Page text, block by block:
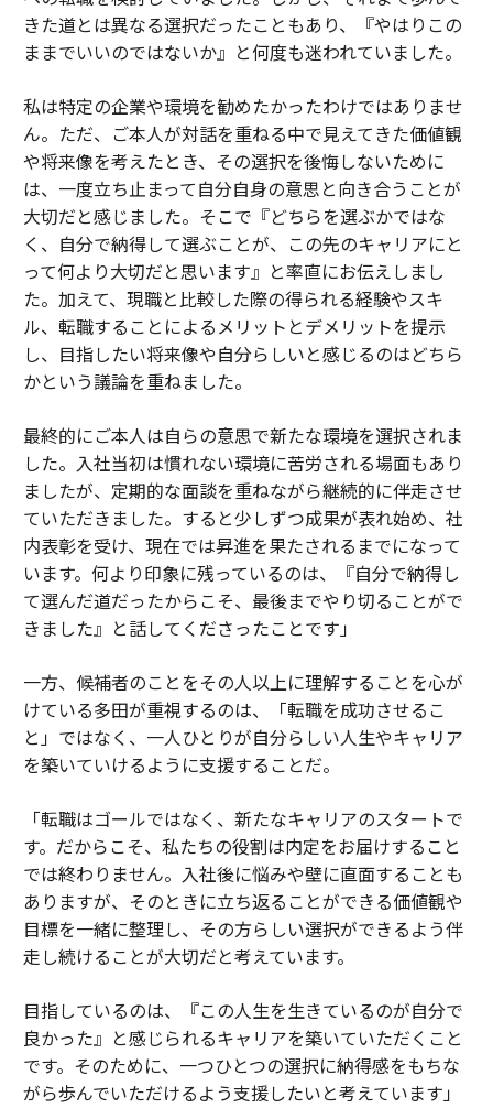
きた道とは異なる選択だったこともあり、『やはりこの
ままでいいのではないか』と何度も迷われていました。
私は特定の企業や環境を勧めたかったわけではありませ
ん。ただ、ご本人が対話を重ねる中で見えてきた価値観
や将来像を考えたとき、その選択を後悔しないために
は、一度立ち止まって自分自身の意思と向き合うことが
大切だと感じました。そこで『どちらを選ぶかではな
く、自分で納得して選ぶことが、この先のキャリアにと
って何より大切だと思います』と率直にお伝えしまし
た。加えて、現職と比較した際の得られる経験やスキ
ル、転職することによるメリットとデメリットを提示
し、目指したい将来像や自分らしいと感じるのはどちら
かという議論を重ねました。
最終的にご本人は自らの意思で新たな環境を選択されま
した。入社当初は慣れない環境に苦労される場面もあり
ましたが、定期的な面談を重ねながら継続的に伴走させ
ていただきました。すると少しずつ成果が表れ始め、社
内表彰を受け、現在では昇進を果たされるまでになって
います。何より印象に残っているのは、『自分で納得し
て選んだ道だったからこそ、最後までやり切ることがで
きました』と話してくださったことです」
一方、候補者のことをその人以上に理解することを心が
けている多田が重視するのは、「転職を成功させるこ
と」ではなく、一人ひとりが自分らしい人生やキャリア
を築いていけるように支援することだ。
「転職はゴールではなく、新たなキャリアのスタートで
す。だからこそ、私たちの役割は内定をお届けすること
では終わりません。入社後に悩みや壁に直面することも
ありますが、そのときに立ち返ることができる価値観や
目標を一緒に整理し、その方らしい選択ができるよう伴
走し続けることが大切だと考えています。
目指しているのは、『この人生を生きているのが自分で
良かった』と感じられるキャリアを築いていただくこと
です。そのために、一つひとつの選択に納得感をもちな
がら歩んでいただけるよう支援したいと考えています」